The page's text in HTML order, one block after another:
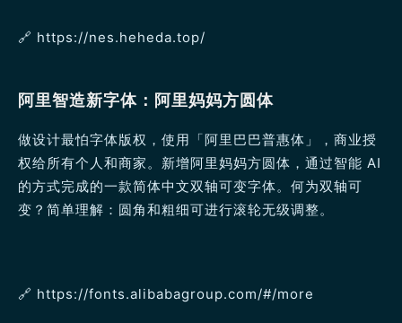
🔗️ https://nes.heheda.top/
阿里智造新字体：阿里妈妈方圆体
做设计最怕字体版权，使用「阿里巴巴普惠体」，商业授
权给所有个人和商家。新增阿里妈妈方圆体，通过智能 AI
的方式完成的一款简体中文双轴可变字体。何为双轴可
变？简单理解：圆角和粗细可进行滚轮无级调整。
🔗️ https://fonts.alibabagroup.com/#/more